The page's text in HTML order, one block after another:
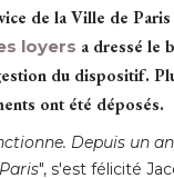
de la Ville de
loyers a dressé le
du dispositif.
ont été déposés.
Depuis un
", s'est félicité